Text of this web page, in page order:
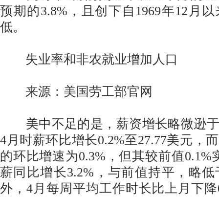
预期的3.8%，且创下自1969年12月
低。
失业率和非农就业增加人口
来源：美国劳工部官网
美中不足的是，薪资增长略微逊于
4月时薪环比增长0.2%至27.77美元，
的环比增速为0.3%，但其较前值0.1%
薪同比增长3.2%，与前值持平，略低
外，4月每周平均工作时长比上月下